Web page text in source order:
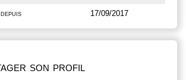
17/09/2017
son profil